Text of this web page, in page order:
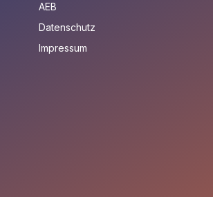
AEB
Datenschutz
Impressum